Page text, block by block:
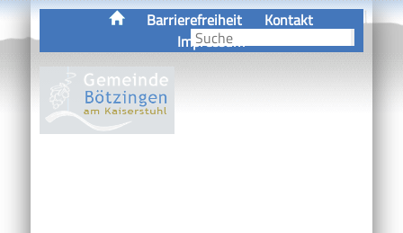
Barrierefreiheit
Kontakt
Impressum